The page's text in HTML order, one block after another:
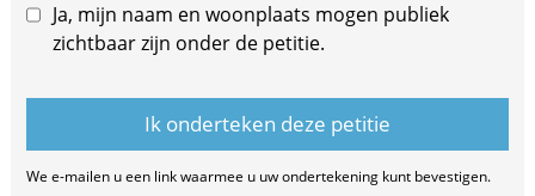
Ja, mijn naam en woonplaats mogen publiek
zichtbaar zijn onder de petitie.
We e-mailen u een link waarmee u uw ondertekening kunt bevestigen.